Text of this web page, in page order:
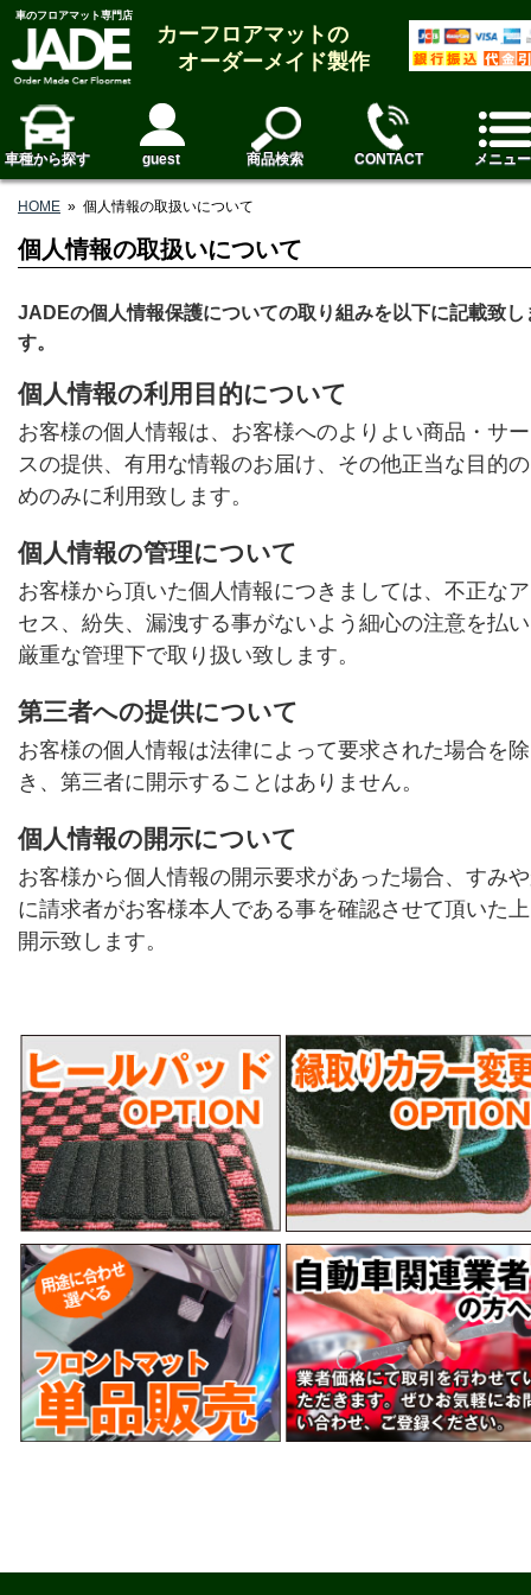
車のフロアマット専門店
カーフロアマットの
オーダーメイド製作
車種から探す guest 商品検索 CONTACT メニュー
HOME » 個人情報の取扱いについて
個人情報の取扱いについて
JADEの個人情報保護についての取り組みを以下に記載致し
す。
個人情報の利用目的について
お客様の個人情報は、お客様へのよりよい商品・サ
スの提供、有用な情報のお届け、その他正当な目的
めのみに利用致します。
個人情報の管理について
お客様から頂いた個人情報につきましては、不正な
セス、紛失、漏洩する事がないよう細心の注意を払
厳重な管理下で取り扱い致します。
第三者への提供について
お客様の個人情報は法律によって要求された場合を除
き、第三者に開示することはありません。
個人情報の開示について
お客様から個人情報の開示要求があった場合、すみ
に請求者がお客様本人である事を確認させて頂いた
開示致します。